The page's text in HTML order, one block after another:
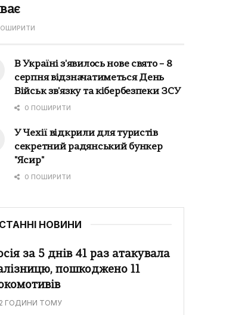
В Україні з'явилось нове свято – 8
серпня відзначатиметься День
Військ зв'язку та кібербезпеки ЗСУ
0 ПОШИРИТИ
У Чехії відкрили для туристів
секретний радянський бункер
"Ясир"
0 ПОШИРИТИ
НОВИНИ
за 5 днів 41 раз атакувала
пошкоджено 11
ГОДИНИ ТОМУ